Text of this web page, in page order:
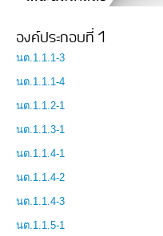
องค์ประกอบที่ 1
นต.1.1.1-3
นต.1.1.1-4
นต.1.1.2-1
นต.1.1.3-1
นต.1.1.4-1
นต.1.1.4-2
นต.1.1.4-3
นต.1.1.5-1